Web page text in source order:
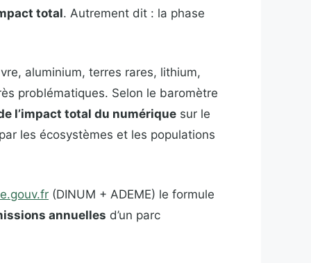
total. Autrement dit : la phase
aluminium, terres rares, lithium,
problématiques. Selon le baromètre
l’impact total du numérique sur le
les écosystèmes et les populations
(DINUM + ADEME) le formule
annuelles d’un parc